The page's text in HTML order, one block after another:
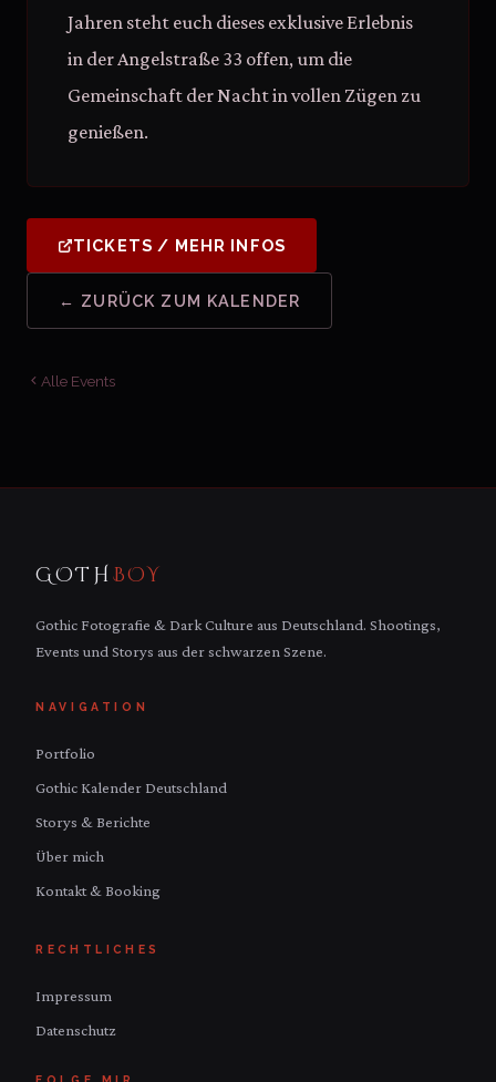
Jahren steht euch dieses exklusive Erlebnis
in der Angelstraße 33 offen, um die
Gemeinschaft der Nacht in vollen Zügen zu
genießen.
TICKETS / MEHR INFOS
← ZURÜCK ZUM KALENDER
Alle Events
GOTH BOY
Gothic Fotografie & Dark Culture aus Deutschland. Shootings,
Events und Storys aus der schwarzen Szene.
NAVIGATION
Portfolio
Gothic Kalender Deutschland
Storys & Berichte
Über mich
Kontakt & Booking
RECHTLICHES
Impressum
Datenschutz